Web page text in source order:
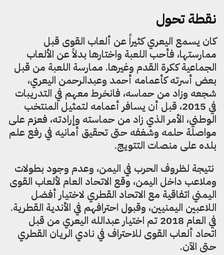
نقطة تحول
كان يسمع اليعري كثيراً عن ألعاب القوى قبل
ممارستها، فأحب اللعبة واختارها بدلاً عن الألعاب
الجماعية ككرة القدم وغيرها. ممارسة اللعبة من قبل
بعض أسرته كأعمامه أحمد وعبدالرحمن اليعري،
شجعه وزاد من حماسه، فانخرط معهم في التدريبات
في 2015، قبل أن يسافر أعمامه لتمثيل المنتخب
الوطني، الأمر الذي زاد من حماسته وإرادته، فعزم على
مواصلة حلمه وشغفه حتى تحقيق أمانيه في رفع علم
بلده على منصات التتويج.
نتيجة لظروف الحرب في اليمن، وعدم وجود بطولات
وملاعب داخل اليمن، وقع الاتحاد العام لألعاب القوى
اليمني اتفاقية مع الاتحاد القطري لاختيار أفضل
اللاعبين اليمنيين، وقبول احترافهم في الأندية القطرية.
في العام 2018 تم اختيار عبدالله اليعري من قبل
اتحاد ألعاب القوى للاحتراف في نادي الريان القطري
حتى الآن.